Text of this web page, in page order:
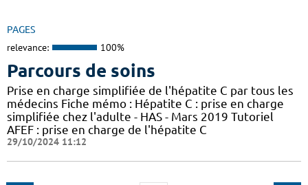
PAGES
relevance: 100%
Parcours de soins
Prise en charge simplifiée de l'hépatite C par tous les
médecins Fiche mémo : Hépatite C : prise en charge
simplifiée chez l'adulte - HAS - Mars 2019 Tutoriel
AFEF : prise en charge de l'hépatite C
29/10/2024 11:12